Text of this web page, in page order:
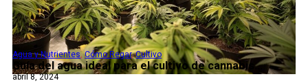
Guía del agua ideal para el cultivo de cannabis...
Agua y Nutrientes,Cómo Regar,Cultivo
abril 8, 2024